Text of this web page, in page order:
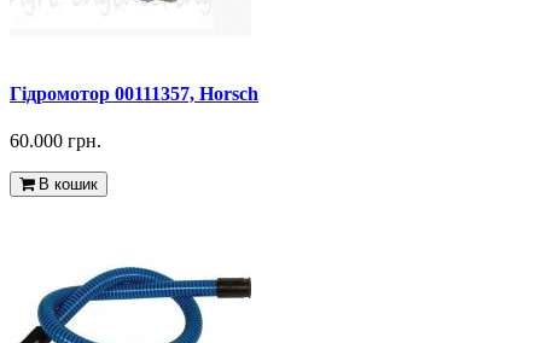
Гідромотор 00111357, Horsch
60.000 грн.
В кошик